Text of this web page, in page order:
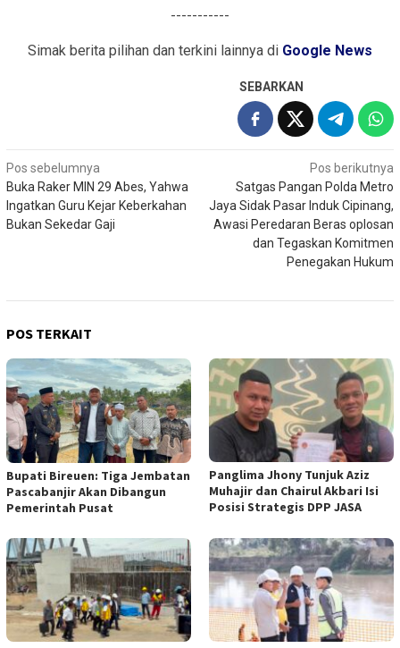
-----------
Simak berita pilihan dan terkini lainnya di Google News
SEBARKAN
Navigasi
pos
Pos sebelumnya
Buka Raker MIN 29 Abes, Yahwa
Ingatkan Guru Kejar Keberkahan
Bukan Sekedar Gaji
Pos berikutnya
Satgas Pangan Polda Metro
Jaya Sidak Pasar Induk Cipinang,
Awasi Peredaran Beras oplosan
dan Tegaskan Komitmen
Penegakan Hukum
POS TERKAIT
Bupati Bireuen: Tiga Jembatan
Pascabanjir Akan Dibangun
Pemerintah Pusat
Panglima Jhony Tunjuk Aziz
Muhajir dan Chairul Akbari Isi
Posisi Strategis DPP JASA